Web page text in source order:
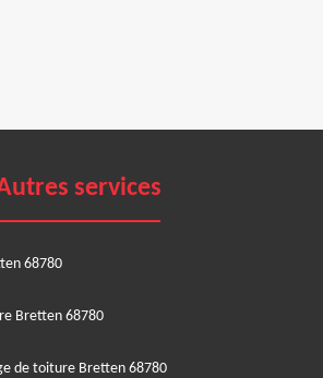
services
68780
Bretten 68780
de toiture Bretten 68780